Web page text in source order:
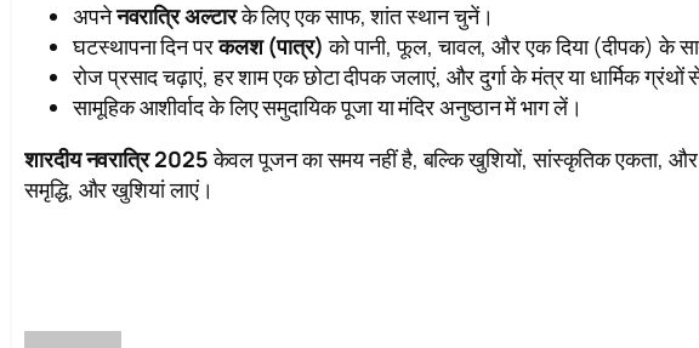
अपनेनवरात्रि अल्टारके लिए एक साफ, शांत स्थान चुनें।
घटस्थापना दिन परकलश (पात्र) को पानी, फूल, चावल, और एक दिया (दीपक) के
रोज प्रसाद चढ़ाएं, हर शाम एक छोटा दीपक जलाएं, और दुर्गा के मंत्र या धार्मिक ग्रंथों
सामूहिक आशीर्वाद के लिए समुदायिक पूजा या मंदिर अनुष्ठान में भाग लें।
शारदीय नवरात्रि 2025केवल पूजन का समय नहीं है, बल्कि खुशियों, सांस्कृतिक एकता,
समृद्धि, और खुशियां लाएं।